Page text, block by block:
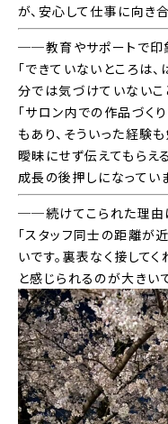
が、安心して仕事に向き
──教育やサポートで印
「できていないところは
分では気づけていないこ
「サロン内での作品づく
もあり、そういった経験も
曖昧にせず伝えてもらえ
成長の後押しになってい
──続けてこられた理由
「スタッフ同士の距離が
いです。裏表なく接して
と感じられるのが大きいで